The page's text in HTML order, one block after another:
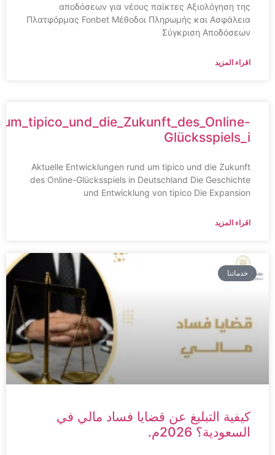
αποδόσεων για νέους παίκτες Αξιολόγηση της
Πλατφόρμας Fonbet Μέθοδοι Πληρωμής και Ασφάλεια
Σύγκριση Αποδόσεων
اقراء المزيد
Glücksspiels_i
Aktuelle Entwicklungen rund um tipico und die Zukunft
des Online-Glücksspiels in Deutschland Die Geschichte
und Entwicklung von tipico Die Expansion
اقراء المزيد
خدماتنا
كيفية التبليغ عن قضايا فساد مالي في
السعودية؟ 2026م.